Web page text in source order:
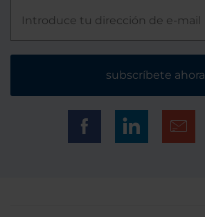
subscríbete ahora